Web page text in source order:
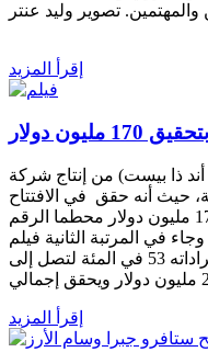
تصوير وليد عنتر
إقرأ المزيد
دولار
ذا بيست) من إنتاج شركة
حيث أنه حقق في الافتتاح
خلال عطلة الأسبوع إيرادات فاقت 170 مليون دولار محطما الرقم
في المرتبة الثانية فيلم
"كونغ: سكال أيلاند" الذي انخفضت إيراداته 53 في المئة لتصل إلى
إقرأ المزيد